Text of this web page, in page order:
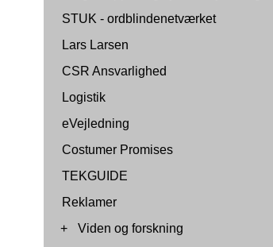
STUK - ordblindenetværket
Lars Larsen
CSR Ansvarlighed
Logistik
eVejledning
Costumer Promises
TEKGUIDE
Reklamer
+
Viden og forskning